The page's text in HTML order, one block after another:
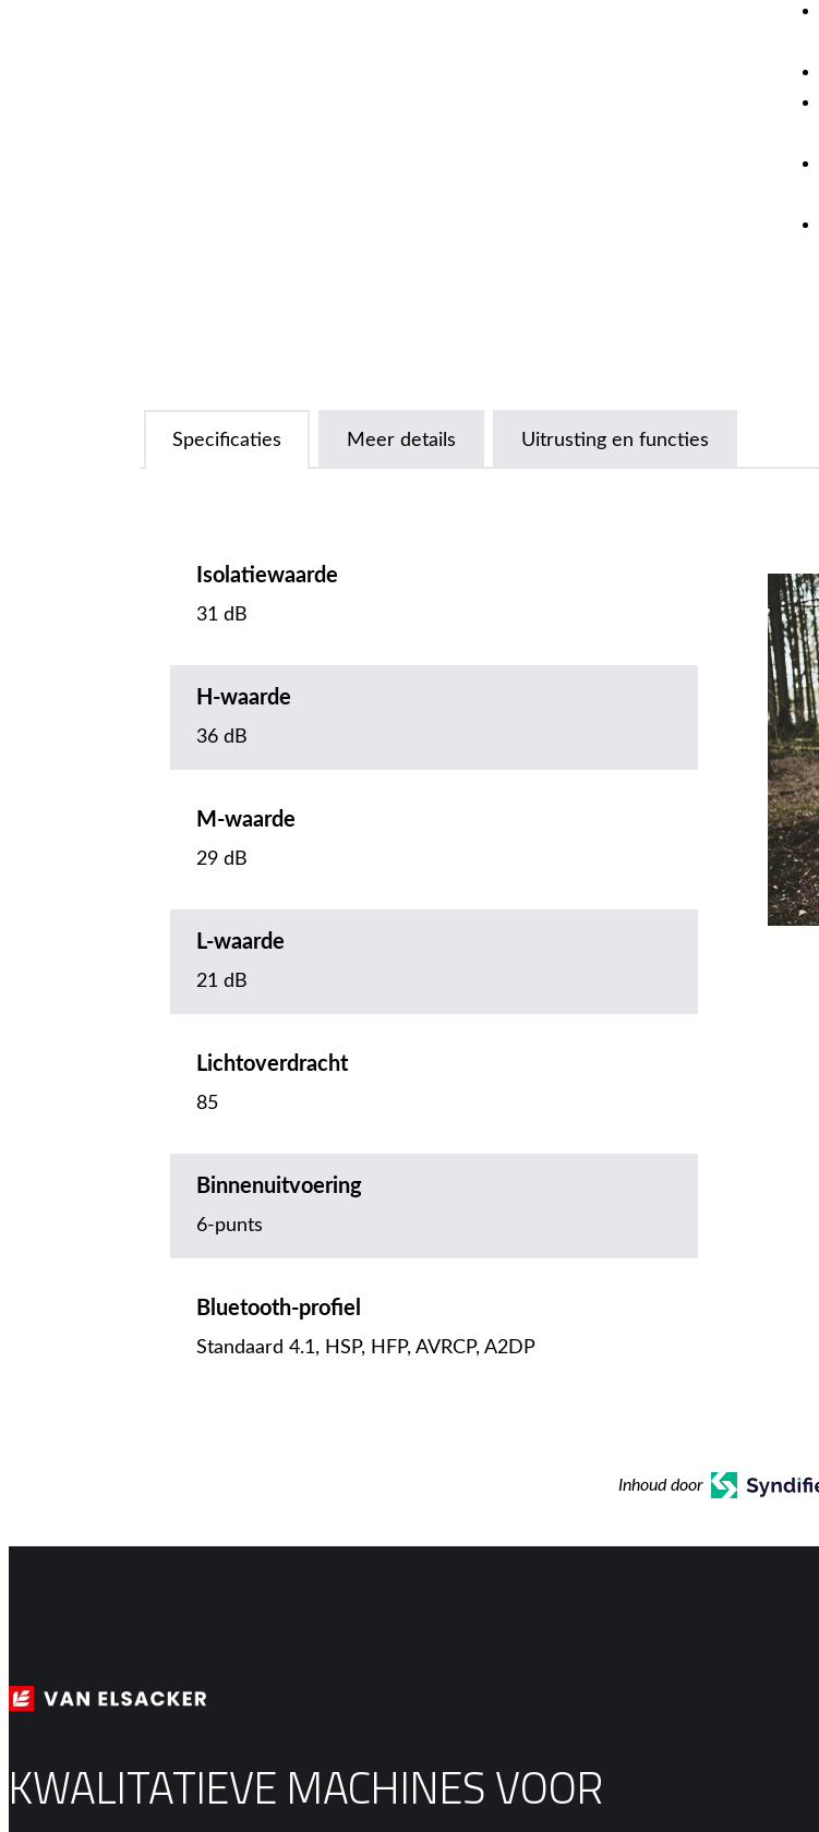
Specificaties Meer details Uitrusting en functies
Isolatiewaarde
31 dB
H-waarde
36 dB
M-waarde
29 dB
L-waarde
21 dB
Lichtoverdracht
85
Binnenuitvoering
6-punts
Bluetooth-profiel
Standaard 4.1, HSP, HFP, AVRCP, A2DP
Inhoud door
KWALITATIEVE MACHINES VOOR